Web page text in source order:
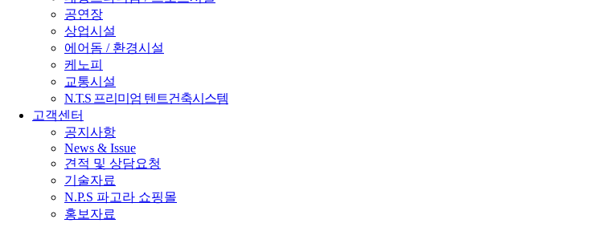
공연장
상업시설
에어돔 / 환경시설
케노피
교통시설
N.T.S 프리미엄 텐트건축시스템
고객센터
공지사항
News & Issue
견적 및 상담요청
기술자료
N.P.S 파고라 쇼핑몰
홍보자료